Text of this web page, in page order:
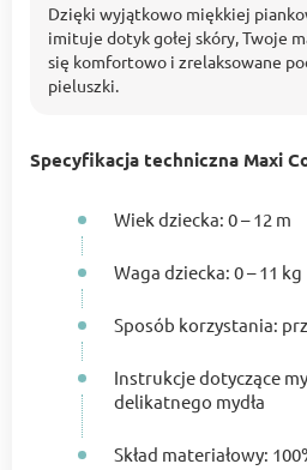
Dzięki wyjątkowo miękkiej
imituje dotyk gołej skóry, Twoje
się komfortowo i zrelaksowane
pieluszki.
Specyfikacja techniczna Maxi
Wiek dziecka: 0 – 12 m
Waga dziecka: 0 – 11 kg
Sposób korzystania:
Instrukcje dotyczące
delikatnego mydła
Skład materiałowy: